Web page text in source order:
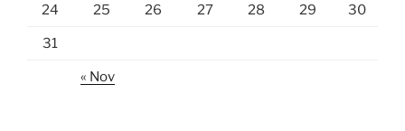
24 25 26 27 28 29 30
31
« Nov